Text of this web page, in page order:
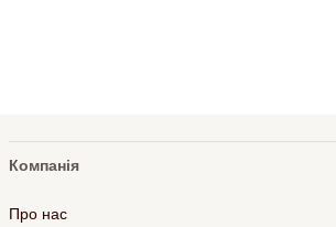
Компанія
Про нас